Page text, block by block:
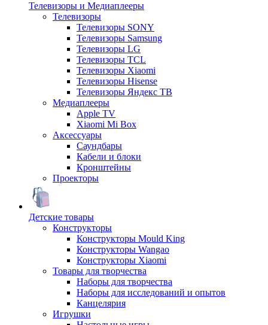
Телевизоры и Медиаплееры
Телевизоры
Телевизоры SONY
Телевизоры Samsung
Телевизоры LG
Телевизоры TCL
Телевизоры Xiaomi
Телевизоры Hisense
Телевизоры Яндекс ТВ
Медиаплееры
Apple TV
Xiaomi Mi Box
Аксессуары
Саундбары
Кабели и блоки
Кронштейны
Проекторы
Детские товары
Конструкторы
Конструкторы Mould King
Конструкторы Wangao
Конструкторы Xiaomi
Товары для творчества
Наборы для творчества
Наборы для исследований и опытов
Канцелярия
Игрушки